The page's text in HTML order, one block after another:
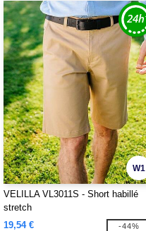
W1
VELILLA VL3011S - Short habillé
stretch
19,54 €
-44%